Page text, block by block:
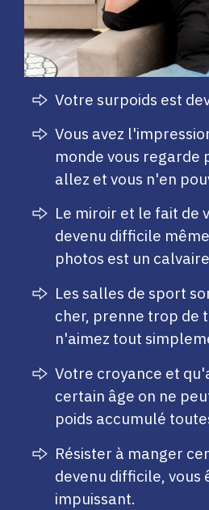
Votre surpoids est
​Vous avez
monde vous regarde
allez et vous n'en
​Le miroir et le fait de
devenu difficile
photos est un
​Les salles de sport
cher, prenne trop de
n'aimez tout
Votre croyance et
certain âge on ne
poids accumulé
Résister à manger
devenu difficile,
impuissant.